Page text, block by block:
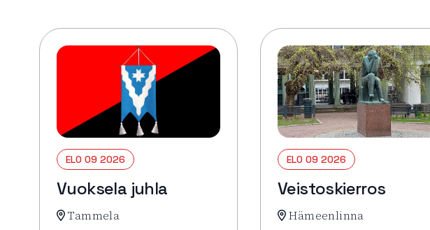
ELO 09 2026
Vuoksela juhla
Tammela
ELO 09 2026
Veistoskierros
Hämeenlinna